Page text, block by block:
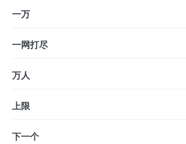
一万
一网打尽
万人
上限
下一个